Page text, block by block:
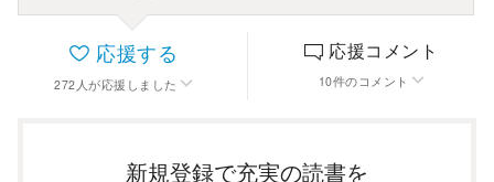
応援する
272 人が応援しました
応援コメント
10件のコメント
新規登録で充実の読書を